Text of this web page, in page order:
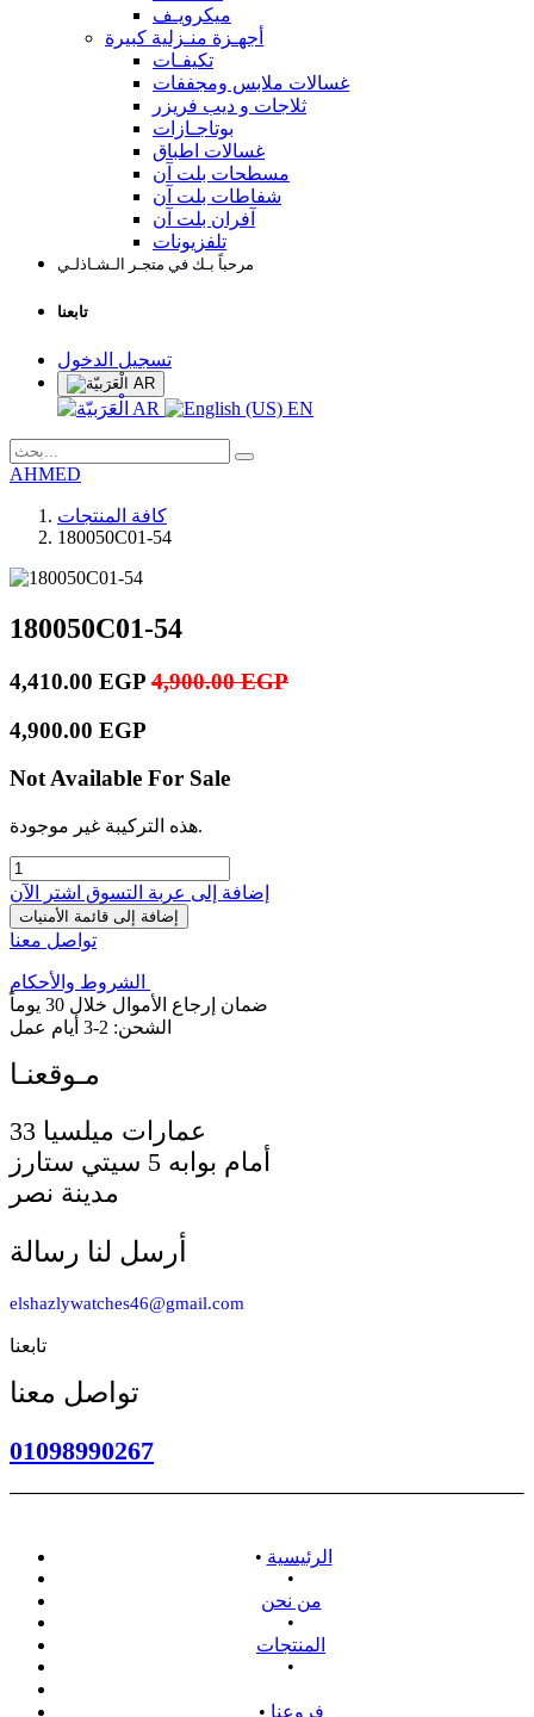
ميكرويـف
أجهـزة منـزلية كبيرة
تكيفـات
غسالات ملابس ومجففات
ثلاجات و ديب فريزر
بوتاجـازات
غسالات اطباق
مسطحات بلت آن
شفاطات بلت آن
آفران بلت آن
تلفزيونات
مرحباً بـك في متجـر الـشـاذلـي
تابعنا
تسجيل الدخول
AR
AR EN
AHMED
كافة المنتجات
180050C01-54
180050C01-54
4,410.00 EGP 4,900.00EGP
4,900.00 EGP
Not Available For Sale
هذه التركيبة غير موجودة.
إضافة إلى عربة التسوق اشترِ الآن
إضافة إلى قائمة الأمنيات
تواصل معنا
الشروط والأحكام
ضمان إرجاع الأموال خلال 30 يوماً
الشحن: 2-3 أيام عمل
أمام بوابه 5 سيتي ستارز
مدينة نصر
أرسل لنا رسالة
elshazlywatches46@gmail.com
تابعنا
تواصل معنا
01098990267
• الرئيسية
•
من نحن
•
المنتجات
•
• فروعنا